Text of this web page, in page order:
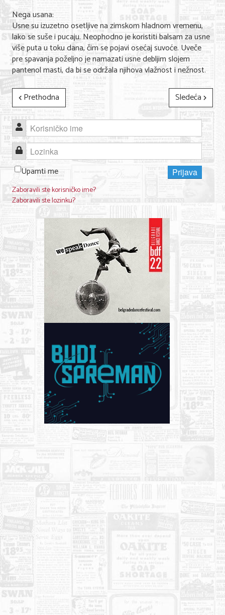
Nega usana:
Usne su izuzetno osetljive na zimskom hladnom vremenu,
lako se suše i pucaju. Neophodno je koristiti balsam za usne
više puta u toku dana, čim se pojavi osećaj suvoće. Uveče
pre spavanja poželjno je namazati usne debljim slojem
pantenol masti, da bi se održala njihova vlažnost i nežnost.
Prethodna
Sledeća
Korisničko ime
Lozinka
Upamti me
Prijava
Zaboravili ste korisničko ime?
Zaboravili ste lozinku?